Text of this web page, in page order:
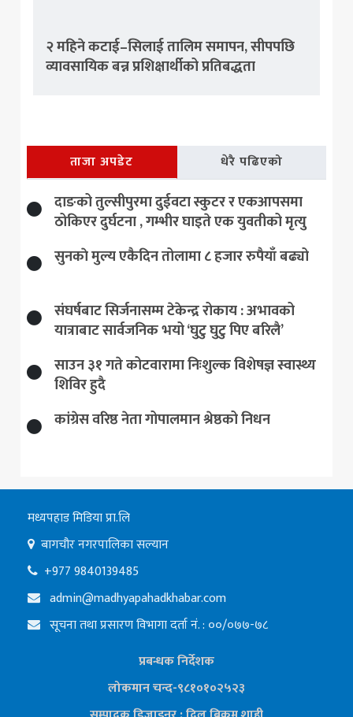
२ महिने कटाई–सिलाई तालिम समापन, सीपपछि
व्यावसायिक बन्न प्रशिक्षार्थीको प्रतिबद्धता
ताजा अपडेट धेरै पढिएको
दाङको तुल्सीपुरमा दुईवटा स्कुटर र एकआपसमा
ठोकिएर दुर्घटना , गम्भीर घाइते एक युवतीको मृत्यु
सुनकाे मुल्य एकैदिन तोलामा ८ हजार रुपैयाँ बढ्यो
संघर्षबाट सिर्जनासम्म टेकेन्द्र रोकाय : अभावको
यात्राबाट सार्वजनिक भयो ‘घुटु घुटु पिए बरिलै’
साउन ३१ गते कोटवारामा निःशुल्क विशेषज्ञ स्वास्थ्य
शिविर हुदै
कांग्रेस वरिष्ठ नेता गोपालमान श्रेष्ठको निधन
मध्यपहाड मिडिया प्रा.लि
बागचौर नगरपालिका सल्यान
+977 9840139485
admin@madhyapahadkhabar.com
सूचना तथा प्रसारण विभागा दर्ता नं. : ००/०७७-७८
प्रबन्धक निर्देशक
लोकमान चन्द-९८१०१०२५२३